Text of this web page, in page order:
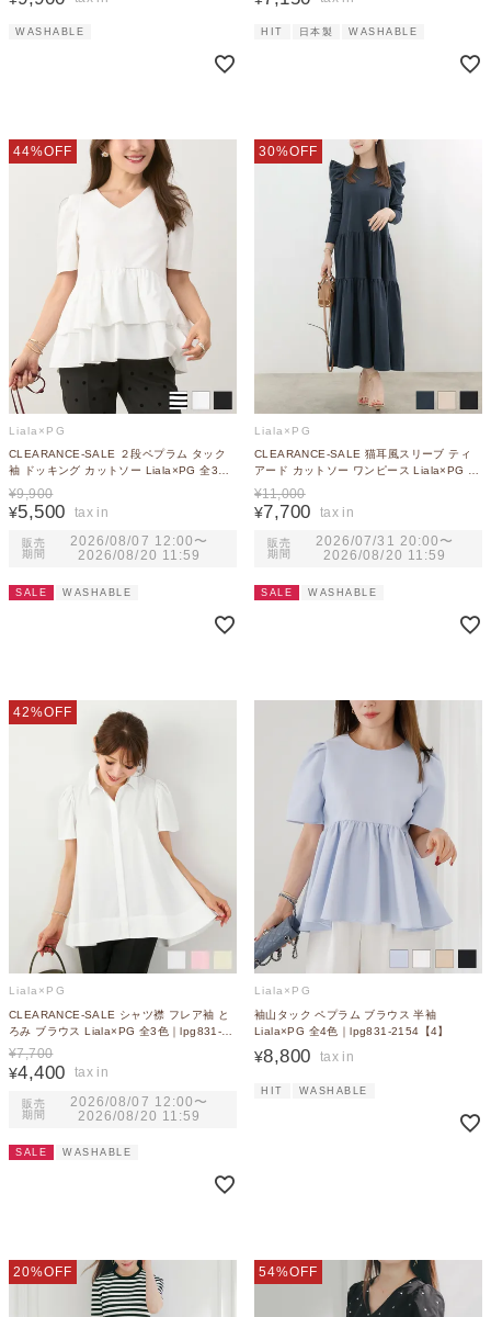
WASHABLE HIT 日本製 WASHABLE
44%OFF
Liala×PG
CLEARANCE-SALE ２段ペプラム タック
袖 ドッキング カットソー Liala×PG 全3色
｜lpg531-2174【3】
¥9,900
¥5,500
販売
期間
2026/08/07 12:00 〜
2026/08/20 11:59
SALE WASHABLE
30%OFF
Liala×PG
CLEARANCE-SALE 猫耳風スリーブ ティ
アード カットソー ワンピース Liala×PG 全
3色｜lpg331-2156【1】
¥11,000
¥7,700
販売
期間
2026/07/31 20:00 〜
2026/08/20 11:59
SALE WASHABLE
42%OFF
Liala×PG
CLEARANCE-SALE シャツ襟 フレア袖 と
ろみ ブラウス Liala×PG 全3色｜lpg831-
2150【3】
¥7,700
¥4,400
販売
期間
2026/08/07 12:00 〜
2026/08/20 11:59
SALE WASHABLE
Liala×PG
袖山タック ペプラム ブラウス 半袖
Liala×PG 全4色｜lpg831-2154【4】
¥8,800
HIT WASHABLE
20%OFF 54%OFF